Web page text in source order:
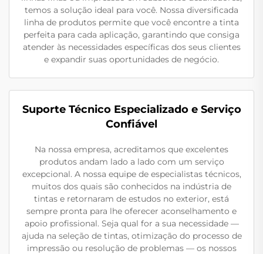
temos a solução ideal para você. Nossa diversificada
linha de produtos permite que você encontre a tinta
perfeita para cada aplicação, garantindo que consiga
atender às necessidades específicas dos seus clientes
e expandir suas oportunidades de negócio.
Suporte Técnico Especializado e Serviço
Confiável
Na nossa empresa, acreditamos que excelentes
produtos andam lado a lado com um serviço
excepcional. A nossa equipe de especialistas técnicos,
muitos dos quais são conhecidos na indústria de
tintas e retornaram de estudos no exterior, está
sempre pronta para lhe oferecer aconselhamento e
apoio profissional. Seja qual for a sua necessidade —
ajuda na seleção de tintas, otimização do processo de
impressão ou resolução de problemas — os nossos